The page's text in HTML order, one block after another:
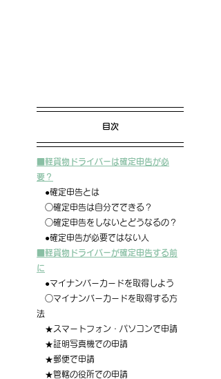
目次
■軽貨物ドライバーは確定申告が必
要？
●確定申告とは
○確定申告は自分でできる？
○確定申告をしないとどうなるの？
●確定申告が必要ではない人
■軽貨物ドライバーが確定申告する前
に
●マイナンバーカードを取得しよう
○マイナンバーカードを取得する方
法
★スマートフォン・パソコンで申請
★証明写真機での申請
★郵便で申請
★管轄の役所での申請